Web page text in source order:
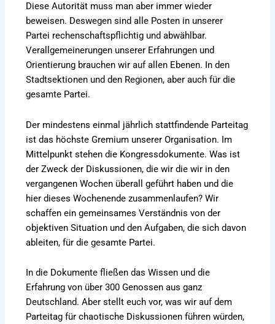
Diese Autorität muss man aber immer wieder
beweisen. Deswegen sind alle Posten in unserer
Partei rechenschaftspflichtig und abwählbar.
Verallgemeinerungen unserer Erfahrungen und
Orientierung brauchen wir auf allen Ebenen. In den
Stadtsektionen und den Regionen, aber auch für die
gesamte Partei.
Der mindestens einmal jährlich stattfindende Parteitag
ist das höchste Gremium unserer Organisation. Im
Mittelpunkt stehen die Kongressdokumente. Was ist
der Zweck der Diskussionen, die wir die wir in den
vergangenen Wochen überall geführt haben und die
hier dieses Wochenende zusammenlaufen? Wir
schaffen ein gemeinsames Verständnis von der
objektiven Situation und den Aufgaben, die sich davon
ableiten, für die gesamte Partei.
In die Dokumente fließen das Wissen und die
Erfahrung von über 300 Genossen aus ganz
Deutschland. Aber stellt euch vor, was wir auf dem
Parteitag für chaotische Diskussionen führen würden,